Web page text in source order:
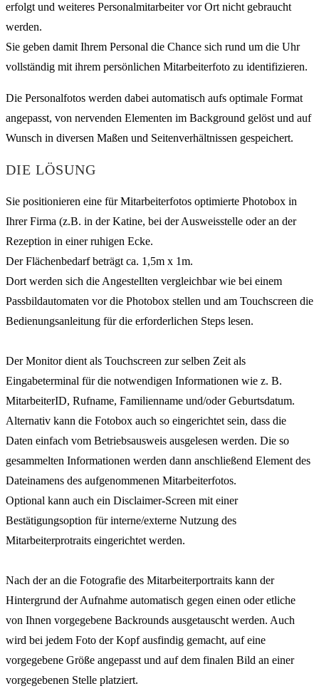
erfolgt und weiteres Personalmitarbeiter vor Ort nicht gebraucht
werden.
Sie geben damit Ihrem Personal die Chance sich rund um die Uhr
vollständig mit ihrem persönlichen Mitarbeiterfoto zu identifizieren.
Die Personalfotos werden dabei automatisch aufs optimale Format
angepasst, von nervenden Elementen im Background gelöst und auf
Wunsch in diversen Maßen und Seitenverhältnissen gespeichert.
DIE LÖSUNG
Sie positionieren eine für Mitarbeiterfotos optimierte Photobox in
Ihrer Firma (z.B. in der Katine, bei der Ausweisstelle oder an der
Rezeption in einer ruhigen Ecke.
Der Flächenbedarf beträgt ca. 1,5m x 1m.
Dort werden sich die Angestellten vergleichbar wie bei einem
Passbildautomaten vor die Photobox stellen und am Touchscreen die
Bedienungsanleitung für die erforderlichen Steps lesen.
Der Monitor dient als Touchscreen zur selben Zeit als
Eingabeterminal für die notwendigen Informationen wie z. B.
MitarbeiterID, Rufname, Familienname und/oder Geburtsdatum.
Alternativ kann die Fotobox auch so eingerichtet sein, dass die
Daten einfach vom Betriebsausweis ausgelesen werden. Die so
gesammelten Informationen werden dann anschließend Element des
Dateinamens des aufgenommenen Mitarbeiterfotos.
Optional kann auch ein Disclaimer-Screen mit einer
Bestätigungsoption für interne/externe Nutzung des
Mitarbeiterprotraits eingerichtet werden.
Nach der an die Fotografie des Mitarbeiterportraits kann der
Hintergrund der Aufnahme automatisch gegen einen oder etliche
von Ihnen vorgegebene Backrounds ausgetauscht werden. Auch
wird bei jedem Foto der Kopf ausfindig gemacht, auf eine
vorgegebene Größe angepasst und auf dem finalen Bild an einer
vorgegebenen Stelle platziert.